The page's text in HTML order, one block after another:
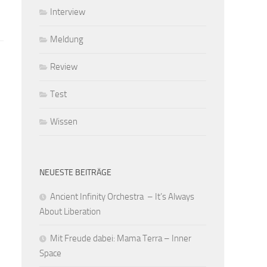
Interview
Meldung
Review
Test
Wissen
NEUESTE BEITRÄGE
Ancient Infinity Orchestra – It’s Always
About Liberation
Mit Freude dabei: Mama Terra – Inner
Space